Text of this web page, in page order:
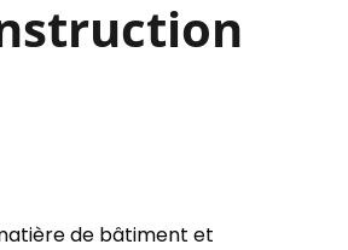
de bâtiment et